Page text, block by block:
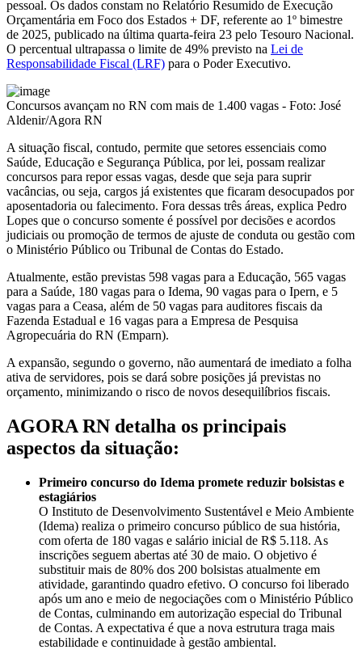
pessoal. Os dados constam no Relatório Resumido de Execução
Orçamentária em Foco dos Estados + DF, referente ao 1º bimestre
de 2025, publicado na última quarta-feira 23 pelo Tesouro Nacional.
O percentual ultrapassa o limite de 49% previsto na Lei de
Responsabilidade Fiscal (LRF) para o Poder Executivo.
Concursos avançam no RN com mais de 1.400 vagas - Foto: José
Aldenir/Agora RN
A situação fiscal, contudo, permite que setores essenciais como
Saúde, Educação e Segurança Pública, por lei, possam realizar
concursos para repor essas vagas, desde que seja para suprir
vacâncias, ou seja, cargos já existentes que ficaram desocupados por
aposentadoria ou falecimento. Fora dessas três áreas, explica Pedro
Lopes que o concurso somente é possível por decisões e acordos
judiciais ou promoção de termos de ajuste de conduta ou gestão com
o Ministério Público ou Tribunal de Contas do Estado.
Atualmente, estão previstas 598 vagas para a Educação, 565 vagas
para a Saúde, 180 vagas para o Idema, 90 vagas para o Ipern, e 5
vagas para a Ceasa, além de 50 vagas para auditores fiscais da
Fazenda Estadual e 16 vagas para a Empresa de Pesquisa
Agropecuária do RN (Emparn).
A expansão, segundo o governo, não aumentará de imediato a folha
ativa de servidores, pois se dará sobre posições já previstas no
orçamento, minimizando o risco de novos desequilíbrios fiscais.
AGORA RN detalha os principais
aspectos da situação:
Primeiro concurso do Idema promete reduzir bolsistas e
estagiários
O Instituto de Desenvolvimento Sustentável e Meio Ambiente
(Idema) realiza o primeiro concurso público de sua história,
com oferta de 180 vagas e salário inicial de R$ 5.118. As
inscrições seguem abertas até 30 de maio. O objetivo é
substituir mais de 80% dos 200 bolsistas atualmente em
atividade, garantindo quadro efetivo. O concurso foi liberado
após um ano e meio de negociações com o Ministério Público
de Contas, culminando em autorização especial do Tribunal
de Contas. A expectativa é que a nova estrutura traga mais
estabilidade e continuidade à gestão ambiental.